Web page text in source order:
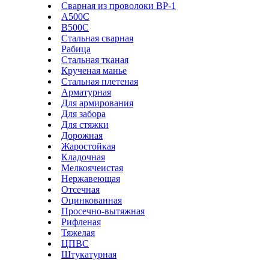
Сварная из проволоки ВР-1
А500С
В500С
Стальная сварная
Рабица
Стальная тканая
Крученая манье
Стальная плетеная
Арматурная
Для армирования
Для забора
Для стяжки
Дорожная
Жаростойкая
Кладочная
Мелкоячеистая
Нержавеющая
Отсечная
Оцинкованная
Просечно-вытяжная
Рифленая
Тяжелая
ЦПВС
Штукатурная